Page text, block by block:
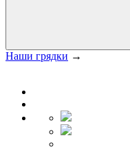
Наши грядки →